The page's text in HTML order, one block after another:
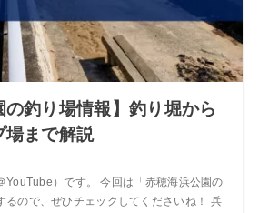
の釣り場情報】釣り堀から
場まで解説
YouTube）です。 今回は「赤穂海浜公園の
るので、ぜひチェックしてくださいね！ 兵